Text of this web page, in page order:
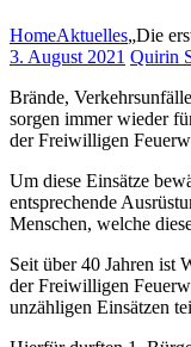
HomeAktuelles„Die
3. August 2021 Quirin
Brände,
sorgen immer wieder
der Freiwilligen
Um diese Einsätze
entsprechende
Menschen, welche
Seit über 40 Jahren ist
der Freiwilligen
unzähligen Einsätzen